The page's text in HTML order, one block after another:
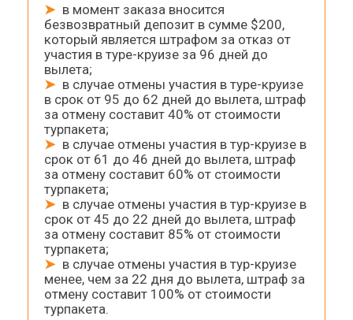
➤в момент заказа вносится
безвозвратный депозит в сумме $200,
который является штрафом за отказ от
участия в туре-круизе за 96 дней до
вылета;
➤в случае отмены участия в туре-круизе
в срок от 95 до 62 дней до вылета, штраф
за отмену составит 40% от стоимости
турпакета;
➤в случае отмены участия в тур-круизе в
срок от 61 до 46 дней до вылета, штраф
за отмену составит 60% от стоимости
турпакета;
➤в случае отмены участия в тур-круизе в
срок от 45 до 22 дней до вылета, штраф
за отмену составит 85% от стоимости
турпакета;
➤в случае отмены участия в тур-круизе
менее, чем за 22 дня до вылета, штраф за
отмену составит 100% от стоимости
турпакета.